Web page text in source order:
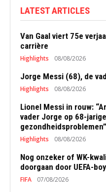
LATEST ARTICLES
Van Gaal viert 75e
carrière
Highlights 08/08/2026
Jorge Messi (68), de
Highlights 08/08/2026
Lionel Messi in rouw:
vader Jorge op 68-
gezondheidsproblemen”
Highlights 08/08/2026
Nog onzeker of WK-
doorgaan door UEFA-
FIFA 07/08/2026